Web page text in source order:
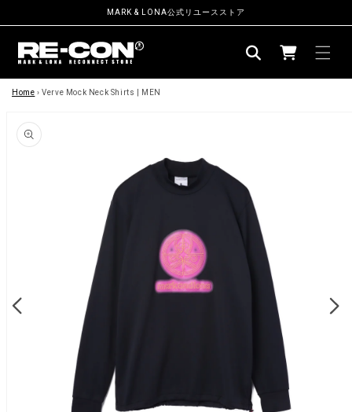
ツ
に
進
む
MARK & LONA公式リユースストア
ー
Home › Verve Mock Neck Shirts | MEN
商
品
情
に
ス